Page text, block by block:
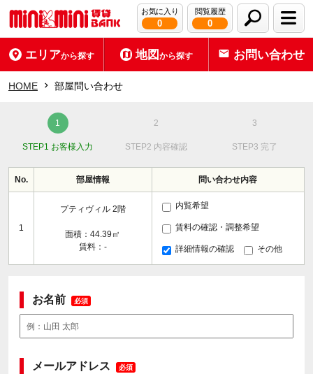
お気に入り
0
閲覧履歴
0
エリアから探す 地図から探す お問い合わせ
HOME 部屋問い合わせ
STEP1 お客様入力 STEP2 内容確認 STEP3 完了
No. 部屋情報 問い合わせ内容
1
プティヴィル 2階
面積：44.39㎡
賃料：-
内覧希望
賃料の確認・調整希望
詳細情報の確認 その他
お名前 必須
メールアドレス 必須